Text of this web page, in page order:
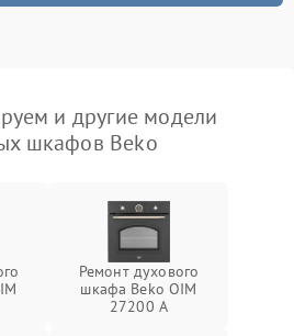
и другие модели
шкафов Beko
Ремонт духового
шкафа Beko OIM
27200 A